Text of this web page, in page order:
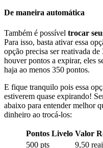
De maneira automática
Também é possível trocar
Para isso, basta ativar essa
opção precisa ser reativada
houver pontos a expirar, eles
haja ao menos 350 pontos.
E fique tranquilo pois essa
estiverem quase expirando!
abaixo para entender melhor
dinheiro ao trocá-los:
Pontos Livelo Valor
500 pts
9,50